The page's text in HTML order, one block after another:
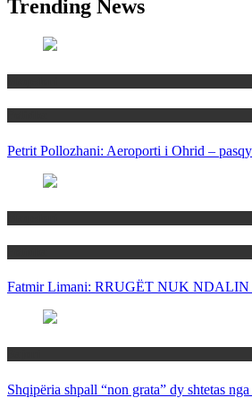
Trending News
Petrit Pollozhani: Aeroporti i Ohrid –
Fatmir Limani: RRUGËT NUK
Shqipëria shpall “non grata” dy shtetas